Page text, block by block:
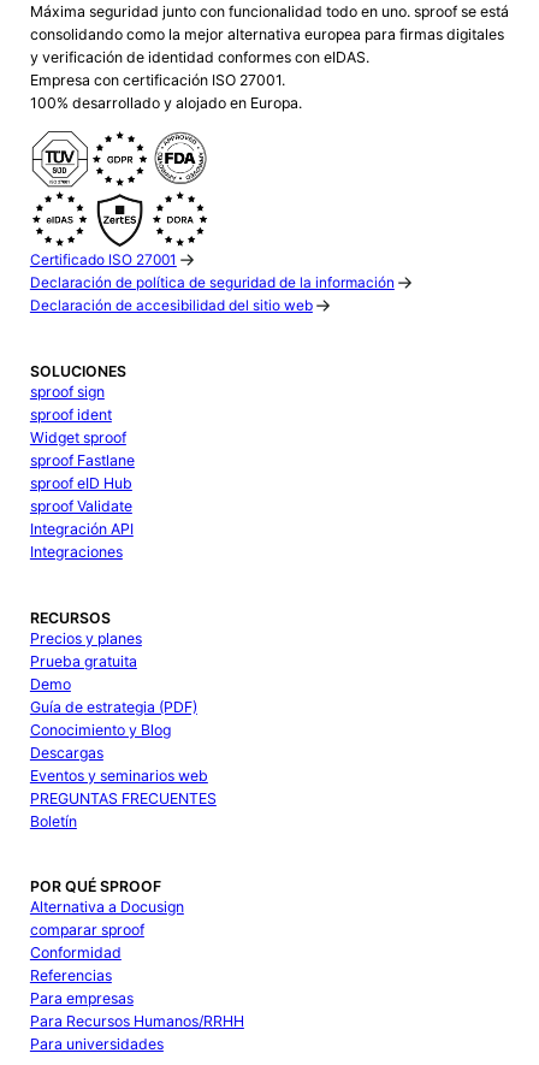
Máxima seguridad junto con funcionalidad todo en uno. sproof se está
consolidando como la mejor alternativa europea para firmas digitales
y verificación de identidad conformes con eIDAS.
Empresa con certificación ISO 27001.
100% desarrollado y alojado en Europa.
Certificado ISO 27001
Declaración de política de seguridad de la información
Declaración de accesibilidad del sitio web
SOLUCIONES
sproof sign
sproof ident
Widget sproof
sproof Fastlane
sproof eID Hub
sproof Validate
Integración API
Integraciones
RECURSOS
Precios y planes
Prueba gratuita
Demo
Guía de estrategia (PDF)
Conocimiento y Blog
Descargas
Eventos y seminarios web
PREGUNTAS FRECUENTES
Boletín
POR QUÉ SPROOF
Alternativa a Docusign
comparar sproof
Conformidad
Referencias
Para empresas
Para Recursos Humanos/RRHH
Para universidades